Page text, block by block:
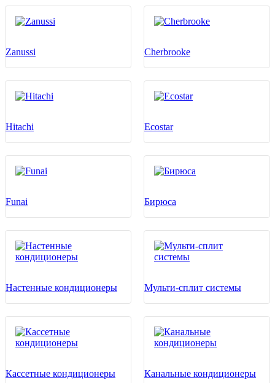
Zanussi Cherbrooke
Hitachi Ecostar
Funai Бирюса
Настенные кондиционеры Мульти-сплит системы
Кассетные кондиционеры Канальные кондиционеры